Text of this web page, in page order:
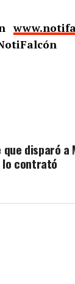
disparó a
lo contrató